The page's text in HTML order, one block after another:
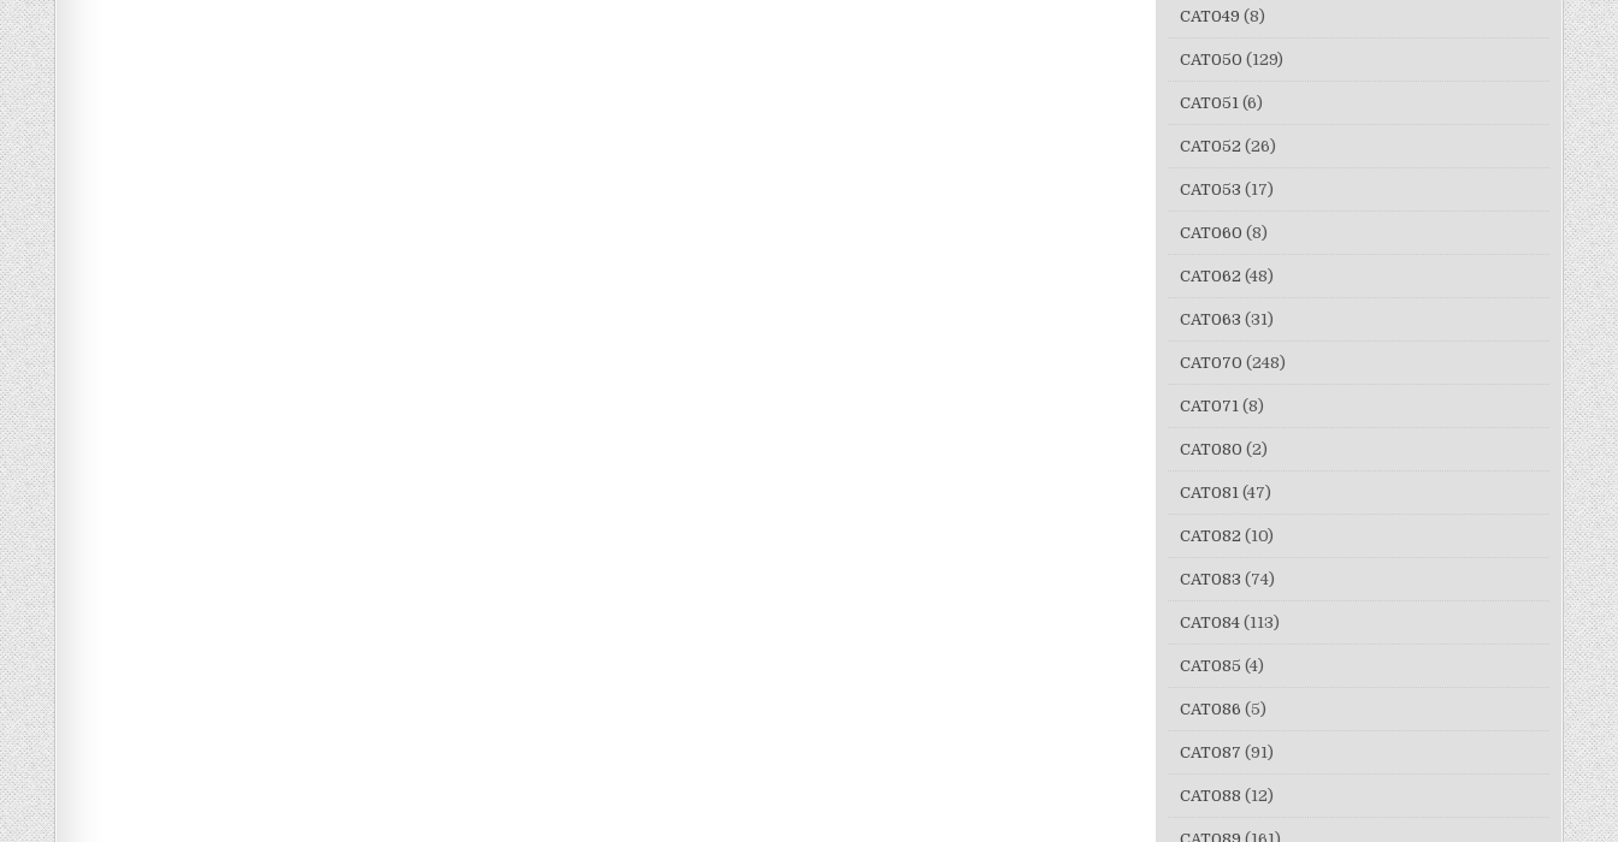
CAT049 (8)
CAT050 (129)
CAT051 (6)
CAT052 (26)
CAT053 (17)
CAT060 (8)
CAT062 (48)
CAT063 (31)
CAT070 (248)
CAT071 (8)
CAT080 (2)
CAT081 (47)
CAT082 (10)
CAT083 (74)
CAT084 (113)
CAT085 (4)
CAT086 (5)
CAT087 (91)
CAT088 (12)